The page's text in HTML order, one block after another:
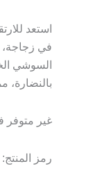
استعد
في زجاجة،
السوشي
بالنضارة،
غير متوفر
رمز المنتج: